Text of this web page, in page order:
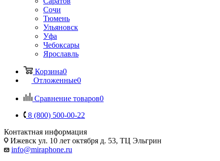
Сочи
Тюмень
Ульяновск
Уфа
Чебоксары
Ярославль
Корзина0
Отложенные0
Сравнение товаров0
8 (800) 500-00-22
Контактная информация
Ижевск ул. 10 лет октября д. 53, ТЦ Эльгрин
info@miraphone.ru